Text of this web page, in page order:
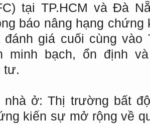
tại TP.HCM và Đà
báo nâng hạng
đánh giá cuối cùng vào
minh bạch, ổn định
tư.
nhà ở: Thị trường bất
kiến sự mở rộng về